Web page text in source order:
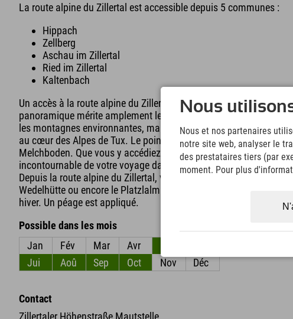
La route alpine du Zillertal est accessible depuis 5 communes :
Hippach
Zellberg
Aschau im Zillertal
Ried im Zillertal
Kaltenbach
Un accès à la route alpine du Zillertal se trouve à proximité de
panoramique mérite amplement le détour lors de votre séjour,
les montagnes environnantes, mais aussi des points de départ
au cœur des Alpes de Tux. Le point culminant de la route alpine
Melchboden. Que vous y accédiez en voiture, à moto ou même
incontournable de votre voyage dans la vallée du Zillertal. De
Depuis la route alpine du Zillertal, vous pourrez notamment
Wedelhütte ou encore le Platzlalm. La route alpine du Zillertal est
hiver. Un péage est appliqué.
Possible dans les mois
Jan
Fév Mar Avr
Jui
Aoû Sep Oct Nov Déc
Contact
Zillertaler Höhenstraße Mautstelle
Nous
Nous et nos partenaires
notre site web, analyser le
des prestataires tiers (par
moment. Pour plus